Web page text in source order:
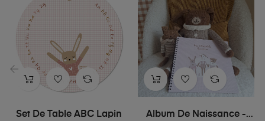
Set De Table ABC Lapin
Album De Naissance -